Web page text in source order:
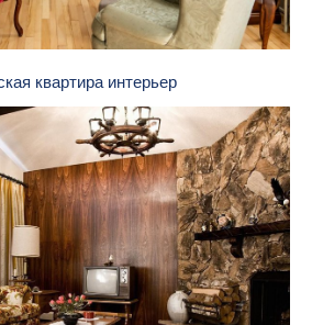
квартира интерьер